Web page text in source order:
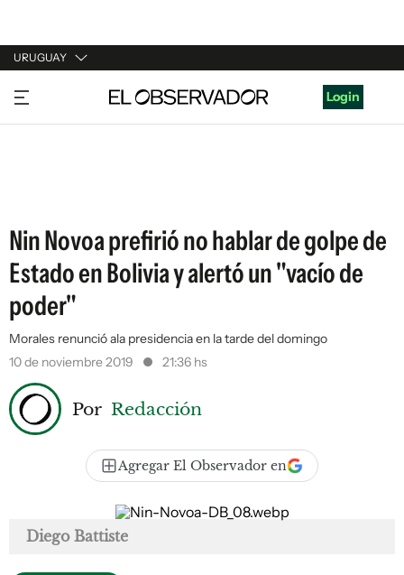
URUGUAY
URUGUAY
ARGENTINA
Login
Nin Novoa prefirió no hablar de golpe de
Estado en Bolivia y alertó un "vacío de
poder"
Morales renunció ala presidencia en la tarde del domingo
10 de noviembre 2019
21:36 hs
Por Redacción
Agregar El Observador en
Diego Battiste